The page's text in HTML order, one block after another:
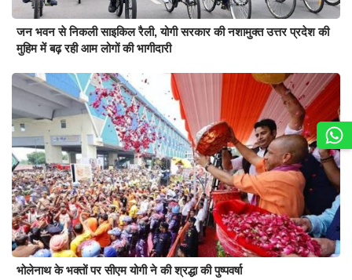
जन भवन से निकली साइकिल रैली, योगी सरकार की नशामुक्त उत्तर प्रदेश की
मुहिम में बढ़ रही आम लोगों की भागीदारी
भोलेनाथ के भक्तों पर सीएम योगी ने की श्रद्धा की पुष्पवर्षा